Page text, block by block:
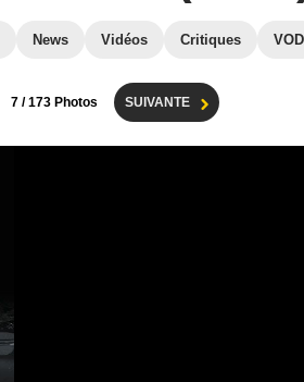
News Vidéos Critiques VOD
7 / 173 Photos SUIVANTE